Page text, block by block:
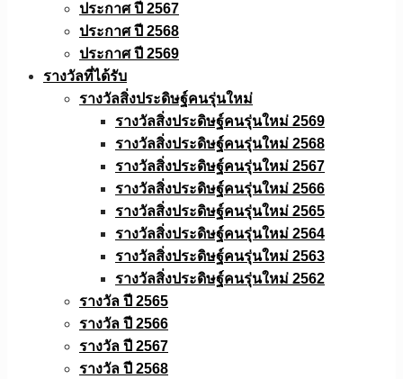
ประกาศ ปี 2567
ประกาศ ปี 2568
ประกาศ ปี 2569
รางวัลที่ได้รับ
รางวัลสิ่งประดิษฐ์คนรุ่นใหม่
รางวัลสิ่งประดิษฐ์คนรุ่นใหม่ 2569
รางวัลสิ่งประดิษฐ์คนรุ่นใหม่ 2568
รางวัลสิ่งประดิษฐ์คนรุ่นใหม่ 2567
รางวัลสิ่งประดิษฐ์คนรุ่นใหม่ 2566
รางวัลสิ่งประดิษฐ์คนรุ่นใหม่ 2565
รางวัลสิ่งประดิษฐ์คนรุ่นใหม่ 2564
รางวัลสิ่งประดิษฐ์คนรุ่นใหม่ 2563
รางวัลสิ่งประดิษฐ์คนรุ่นใหม่ 2562
รางวัล ปี 2565
รางวัล ปี 2566
รางวัล ปี 2567
รางวัล ปี 2568